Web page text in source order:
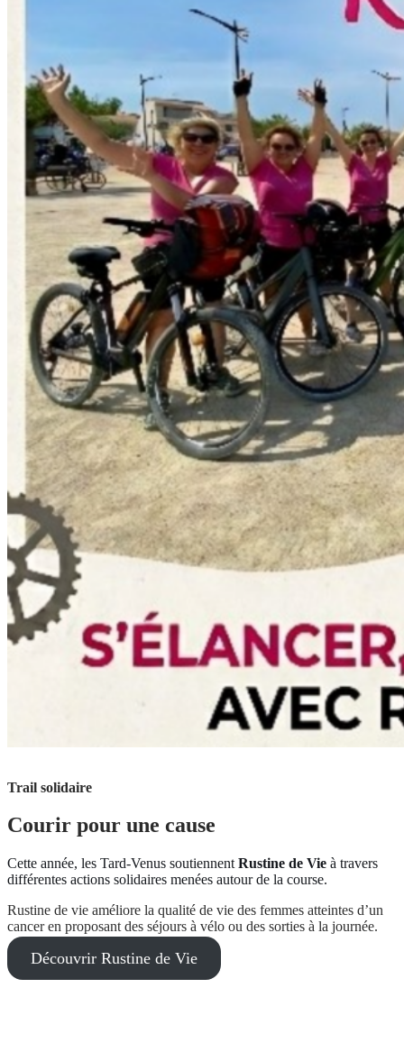
Trail solidaire
Courir pour une cause
Cette année, les Tard-Venus soutiennent Rustine de Vie à travers
différentes actions solidaires menées autour de la course.
Rustine de vie améliore la qualité de vie des femmes atteintes d’un
cancer en proposant des séjours à vélo ou des sorties à la journée.
Découvrir Rustine de Vie